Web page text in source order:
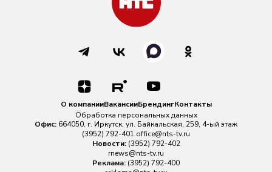
О компанииВакансииБрендингКонтакты
Обработка персональных данных
Офис: 664050, г. Иркутск, ул. Байкальская, 259, 4-ый этаж
(3952) 792-401 office@nts-tv.ru
Новости: (3952) 792-402
rnews@nts-tv.ru
Реклама: (3952) 792-400